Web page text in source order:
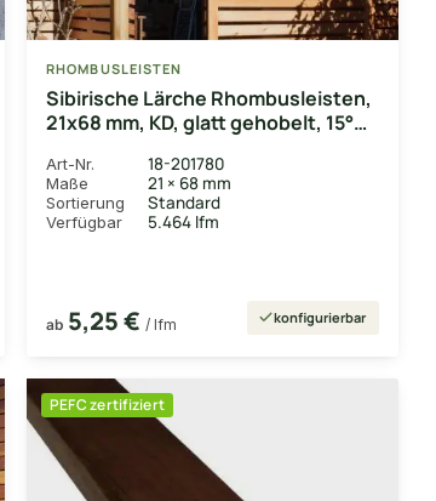
RHOMBUSLEISTEN
Sibirische Lärche Rhombusleisten,
21x68 mm, KD, glatt gehobelt, 15°
Art-Nr. 18-201780
Maße 21 × 68 mm
Sortierung Standard
Verfügbar 5.464 lfm
ab 5,25 € / lfm konfigurierbar
PEFC zertifiziert